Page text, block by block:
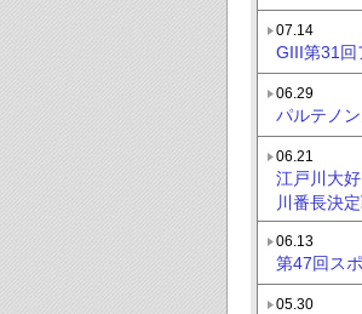
07.14
GIII第31回
06.29
パルテノ
06.21
江戸川大
川番長決
06.13
第47回ス
05.30